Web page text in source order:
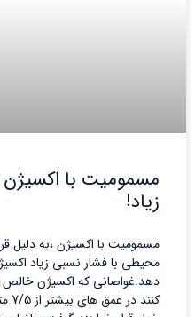
مسمومیت با اکسیژن
زیاد!
مسمومیت با اکسیژن ،به دلیل
محیطی با فشار نسبی زیاد
دهد.غواصانی که اکسیژن